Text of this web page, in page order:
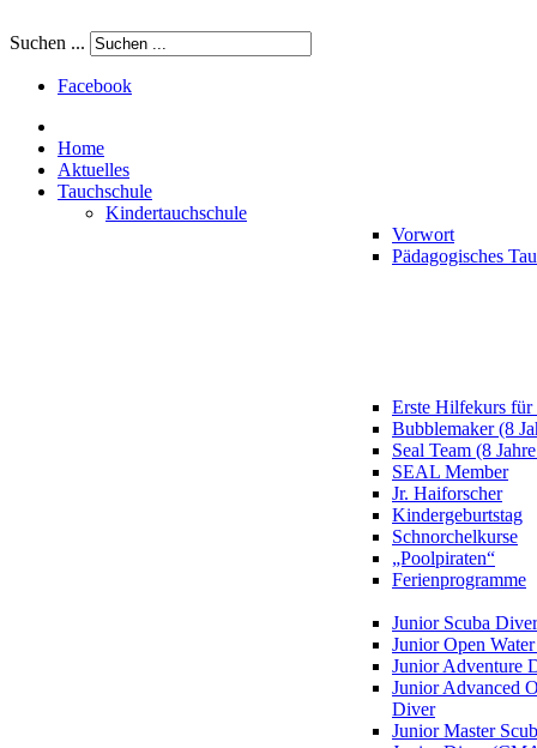
Suchen ...
Facebook
Home
Aktuelles
Tauchschule
Kindertauchschule
Vorwort
Pädagogisches
Erste Hilfekurs
Bubblemaker (8
Seal Team (8
SEAL Member
Jr. Haiforscher
Kindergeburtstag
Schnorchelkurse
„Poolpiraten“
Ferienprogramme
Junior Scuba Diver
Junior Open
Junior Adventure
Junior Advanced
Diver
Junior Master